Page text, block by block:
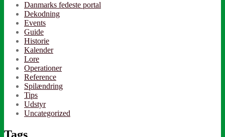
Danmarks fedeste portal
Dekodning
Events
Guide
Historie
Kalender
Lore
Operationer
Reference
Spilændring
Tips
Udstyr
Uncategorized